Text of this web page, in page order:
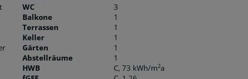
WC
3
Balkone
1
Terrassen
1
Keller
1
Gärten
1
Abstellräume
1
HWB
C, 73 kWh/m2a